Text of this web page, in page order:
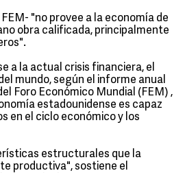
"no provee a la economía de
obra calificada, principalmente
a la actual crisis financiera, el
mundo, según el informe anual
Foro Económico Mundial (FEM) ,
estadounidense es capaz
en el ciclo económico y los
estructurales que la
productiva", sostiene el